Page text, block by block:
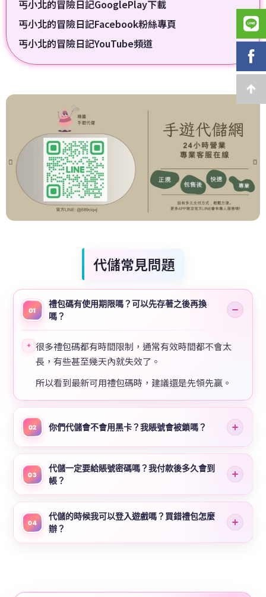
丐小北的冒險日記GooglePlay下載
丐小北的冒險日記Facebook粉絲專頁
丐小北的冒險日記YouTube頻道
代儲常見問題
01
禮包碼有使用期限嗎？可以先存著之後再換
嗎？
✦ 很多禮包碼都有時間限制，通常有效時間都不會太
長，有些甚至幾天內就失效了。
所以看到最新可用禮包碼時，建議還是先領先贏。
02 你們代儲會不會用黑卡？我賬號會被鎖嗎？
03
代儲一定要給賬號密碼嗎？我付款後多久會到
帳？
04
代儲的時候我可以登入遊戲嗎？買錯禮包怎麼
辦？